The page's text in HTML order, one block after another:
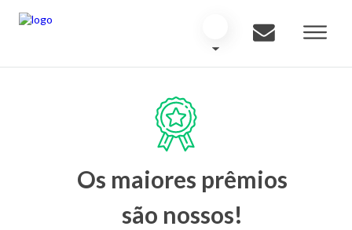
Os maiores prêmios
são nossos!